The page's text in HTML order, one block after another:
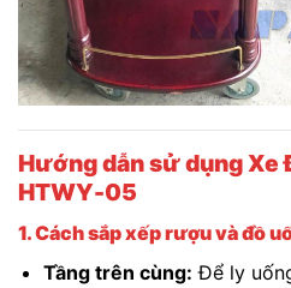
Hướng dẫn sử dụng Xe
HTWY-05
1. Cách sắp xếp rượu và đồ
Tầng trên cùng: Để ly